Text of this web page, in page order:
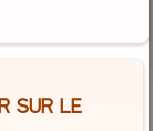
SUR LE